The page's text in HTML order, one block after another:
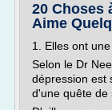
20 Choses
Aime
1. Elles ont
Selon le Dr
dépression est
d'une quête de